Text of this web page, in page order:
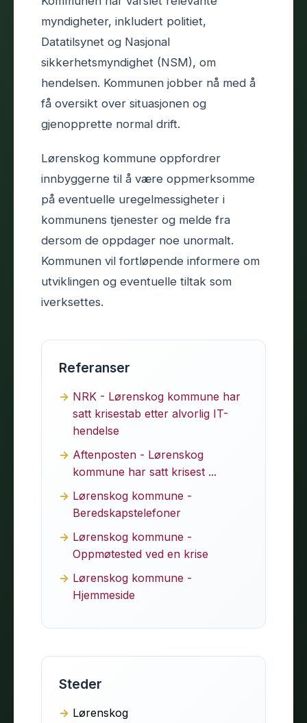
myndigheter, inkludert politiet,
Datatilsynet og Nasjonal
sikkerhetsmyndighet (NSM), om
hendelsen. Kommunen jobber nå med å
få oversikt over situasjonen og
gjenopprette normal drift.
Lørenskog kommune oppfordrer
innbyggerne til å være oppmerksomme
på eventuelle uregelmessigheter i
kommunens tjenester og melde fra
dersom de oppdager noe unormalt.
Kommunen vil fortløpende informere om
utviklingen og eventuelle tiltak som
iverksettes.
Referanser
NRK - Lørenskog kommune har
satt krisestab etter alvorlig IT-
hendelse
Aftenposten - Lørenskog
kommune har satt krisest ...
Lørenskog kommune -
Beredskapstelefoner
Lørenskog kommune -
Oppmøtested ved en krise
Lørenskog kommune -
Hjemmeside
Steder
Lørenskog